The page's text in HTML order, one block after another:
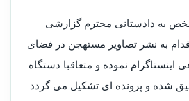
به دادستانی محترم گزارشی
به نشر تصاویر مستهجن در فضای
اینستاگرام نموده و متعاقبا دستگاه
شده و پرونده ای تشکیل می گردد